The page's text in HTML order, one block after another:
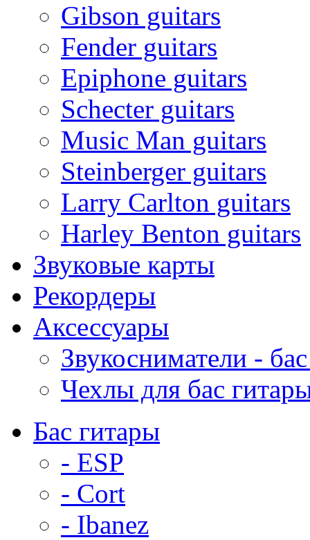
Gibson guitars
Fender guitars
Epiphone guitars
Schecter guitars
Music Man guitars
Steinberger guitars
Larry Carlton guitars
Harley Benton guitars
Звуковые карты
Рекордеры
Аксессуары
Звукосниматели -
Чехлы для бас
Бас гитары
- ESP
- Cort
- Ibanez